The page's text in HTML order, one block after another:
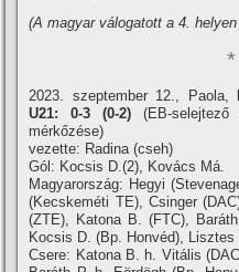
(A magyar válogatott a 4.
2023. szeptember 12., Paola,
U21: 0-3 (0-2)(EB-selejtező
mérkőzése)
vezette: Radina (cseh)
Gól: Kocsis D.(2), Kovács Má.
Magyarország: Hegyi
(Kecskeméti TE), Csinger
(ZTE), Katona B. (FTC),
Kocsis D. (Bp. Honvéd), Lisztes
Csere: Katona B. h. Vitális